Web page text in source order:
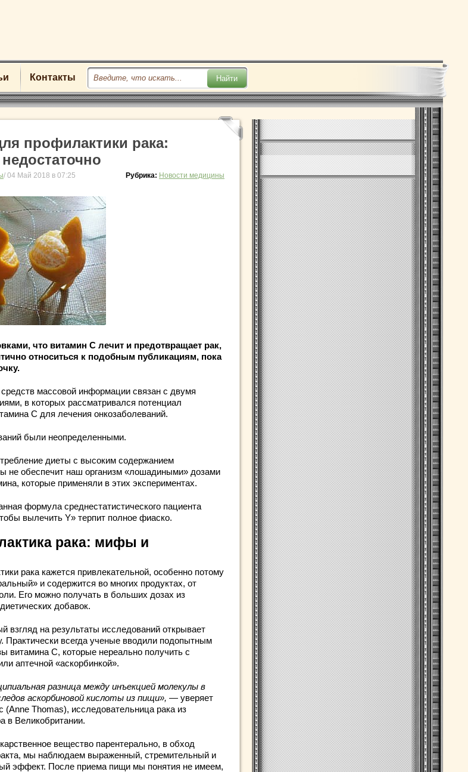
Контакты
профилактики рака:
/ 04 Май 2018 в 07:25 Рубрика: Новости медицины
что витамин С лечит и предотвращает рак,
относиться к подобным публикациям, пока
массовой информации связан с двумя
в которых рассматривался потенциал
С для лечения онкозаболеваний.
были неопределенными.
диеты с высоким содержанием
не обеспечит наш организм «лошадиными» дозами
которые применяли в этих экспериментах.
формула среднестатистического пациента
вылечить Y» терпит полное фиаско.
рака: мифы и
рака кажется привлекательной, особенно потому
и содержится во многих продуктах, от
Его можно получать в больших дозах из
добавок.
взгляд на результаты исследований открывает
Практически всегда ученые вводили подопытным
витамина С, которые нереально получить с
аптечной «аскорбинкой».
разница между инъекцией молекулы в
аскорбиновой кислоты из пищи», — уверяет
Thomas), исследовательница рака из
в Великобритании.
вещество парентерально, в обход
мы наблюдаем выраженный, стремительный и
эффект. После приема пищи мы понятия не имеем,